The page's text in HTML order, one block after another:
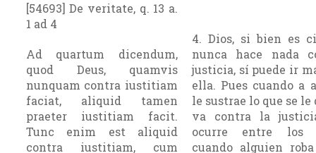
[54693] De veritate, q. 13 a.
1 ad 4
Ad quartum dicendum,
quod Deus, quamvis
nunquam contra iustitiam
faciat, aliquid tamen
praeter iustitiam facit.
Tunc enim est aliquid
contra iustitiam, cum
4. Dios, si bien es
nunca hace nada
justicia, sí puede ir
ella. Pues cuando a
le sustrae lo que se le
va contra la
ocurre entre los
cuando alguien